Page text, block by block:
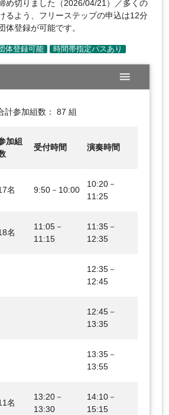
め切りました（2026/04/21）／多くの
るよう、フリーステップの申込は12分
体登録が可能です。
menu
計参加組数： 87 組
加組
受付時間 演奏時間
名 9:50－10:00
10:20－
11:25
名
11:05－
11:15
11:35－
12:35
12:35－
12:45
12:45－
13:35
13:35－
13:55
名
13:20－
13:30
14:10－
15:15